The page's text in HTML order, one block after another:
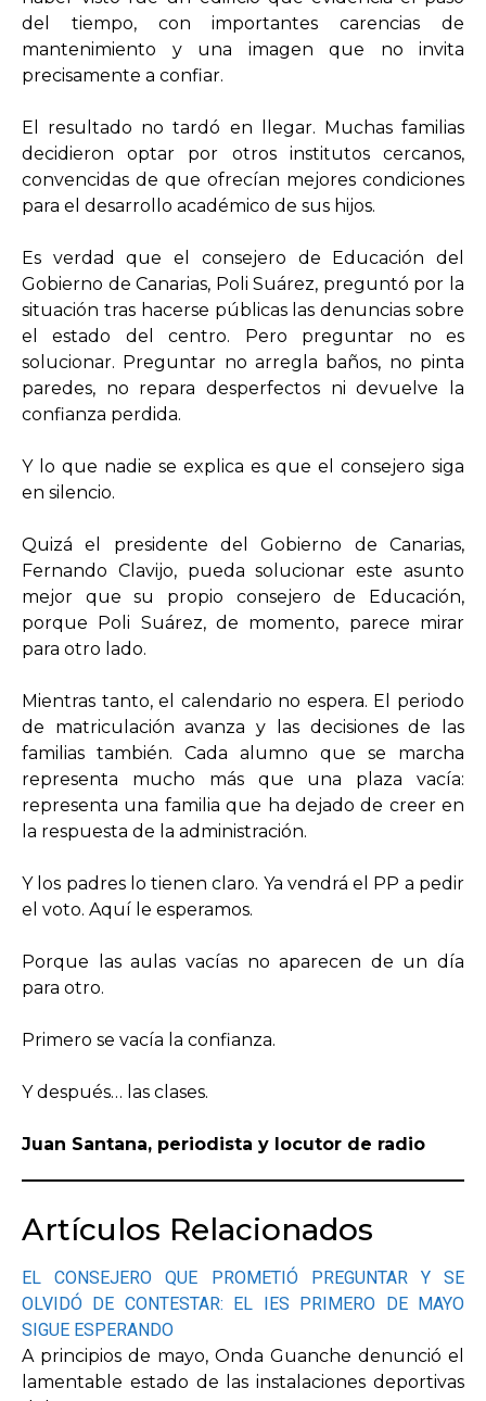
del tiempo, con importantes carencias de
mantenimiento y una imagen que no invita
precisamente a confiar.
El resultado no tardó en llegar. Muchas familias
decidieron optar por otros institutos cercanos,
convencidas de que ofrecían mejores condiciones
para el desarrollo académico de sus hijos.
Es verdad que el consejero de Educación del
Gobierno de Canarias, Poli Suárez, preguntó por la
situación tras hacerse públicas las denuncias sobre
el estado del centro. Pero preguntar no es
solucionar. Preguntar no arregla baños, no pinta
paredes, no repara desperfectos ni devuelve la
confianza perdida.
Y lo que nadie se explica es que el consejero siga
en silencio.
Quizá el presidente del Gobierno de Canarias,
Fernando Clavijo, pueda solucionar este asunto
mejor que su propio consejero de Educación,
porque Poli Suárez, de momento, parece mirar
para otro lado.
Mientras tanto, el calendario no espera. El periodo
de matriculación avanza y las decisiones de las
familias también. Cada alumno que se marcha
representa mucho más que una plaza vacía:
representa una familia que ha dejado de creer en
la respuesta de la administración.
Y los padres lo tienen claro. Ya vendrá el PP a pedir
el voto. Aquí le esperamos.
Porque las aulas vacías no aparecen de un día
para otro.
Primero se vacía la confianza.
Y después… las clases.
Juan Santana, periodista y locutor de radio
Artículos Relacionados
EL CONSEJERO QUE PROMETIÓ PREGUNTAR Y SE
OLVIDÓ DE CONTESTAR: EL IES PRIMERO DE MAYO
SIGUE ESPERANDO
A principios de mayo, Onda Guanche denunció el
lamentable estado de las instalaciones deportivas